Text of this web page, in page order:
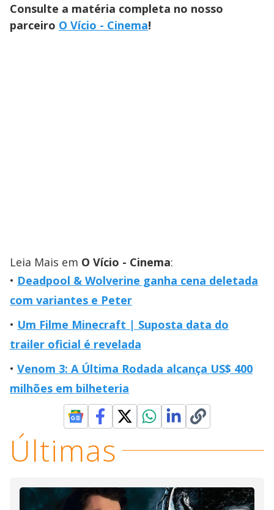
Consulte a matéria completa no nosso
parceiro O Vício - Cinema!
Leia Mais em O Vício - Cinema:
Deadpool & Wolverine ganha cena deletada
com variantes e Peter
Um Filme Minecraft | Suposta data do
trailer oficial é revelada
Venom 3: A Última Rodada alcança US$ 400
milhões em bilheteria
Últimas